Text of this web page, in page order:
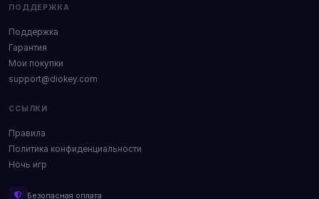
ПОДДЕРЖКА
Поддержка
Гарантия
Мои покупки
support@diokey.com
ССЫЛКИ
Правила
Политика конфиденциальности
Ночь игр
Безопасная оплата